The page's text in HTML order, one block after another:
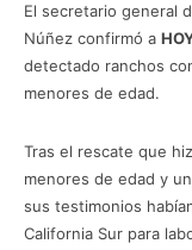
El secretario general
Núñez confirmó a
detectado ranchos
menores de edad.
Tras el rescate que
menores de edad y
sus testimonios
California Sur para